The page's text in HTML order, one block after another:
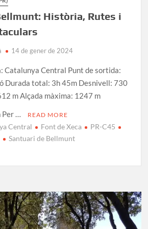
Història, Rutes i
14 de gener de 2024
Catalunya Central Punt de sortida:
Durada total: 3h 45m Desnivell: 730
m Alçada màxima: 1247 m
Per …
READ MORE
Central Font de Xeca
PR-C45
Santuari de Bellmunt